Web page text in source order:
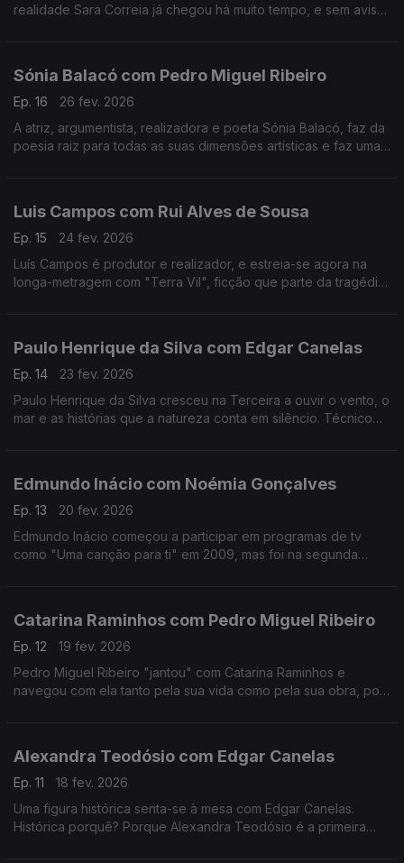
realidade Sara Correia já chegou há muito tempo, e sem aviso
Sónia Balacó com Pedro Miguel Ribeiro
Ep. 16
26 fev. 2026
A atriz, argumentista, realizadora e poeta Sónia Balacó, faz da
poesia raiz para todas as suas dimensões artísticas e faz uma
Luis Campos com Rui Alves de Sousa
Ep. 15
24 fev. 2026
Luís Campos é produtor e realizador, e estreia-se agora na
longa-metragem com "Terra Vil", ficção que parte da tragédia
Paulo Henrique da Silva com Edgar Canelas
Ep. 14
23 fev. 2026
Paulo Henrique da Silva cresceu na Terceira a ouvir o vento, o
mar e as histórias que a natureza conta em silêncio. Técnico
Edmundo Inácio com Noémia Gonçalves
Ep. 13
20 fev. 2026
Edmundo Inácio começou a participar em programas de tv
como "Uma canção para ti" em 2009, mas foi na segunda
Catarina Raminhos com Pedro Miguel Ribeiro
Ep. 12
19 fev. 2026
Pedro Miguel Ribeiro "jantou" com Catarina Raminhos e
navegou com ela tanto pela sua vida como pela sua obra, pois
Alexandra Teodósio com Edgar Canelas
Ep. 11
18 fev. 2026
Uma figura histórica senta-se à mesa com Edgar Canelas.
Histórica porquê? Porque Alexandra Teodósio é a primeira